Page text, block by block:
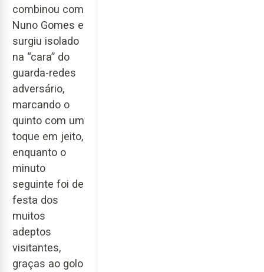
combinou com
Nuno Gomes e
surgiu isolado
na “cara” do
guarda-redes
adversário,
marcando o
quinto com um
toque em jeito,
enquanto o
minuto
seguinte foi de
festa dos
muitos
adeptos
visitantes,
graças ao golo